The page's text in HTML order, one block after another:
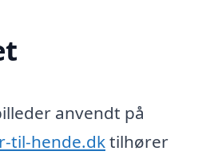
anvendt på
til-hende.dktilhører